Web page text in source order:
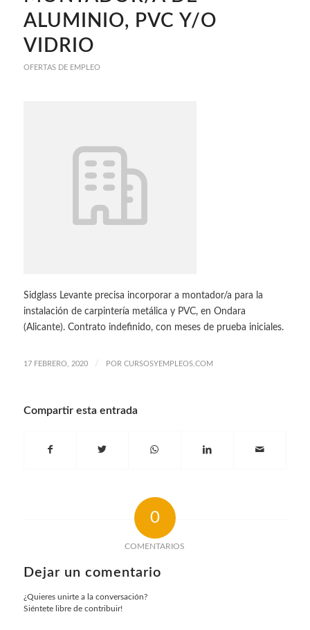
ALUMINIO, PVC Y/O
VIDRIO
OFERTAS DE EMPLEO
Sidglass Levante precisa incorporar a montador/a para la
instalación de carpintería metálica y PVC, en Ondara
(Alicante). Contrato indefinido, con meses de prueba iniciales.
17 FEBRERO, 2020 / POR CURSOSYEMPLEOS.COM
Compartir esta entrada
0
COMENTARIOS
Dejar un comentario
¿Quieres unirte a la conversación?
Siéntete libre de contribuir!